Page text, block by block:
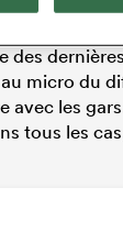
des
micro du
avec les
tous les